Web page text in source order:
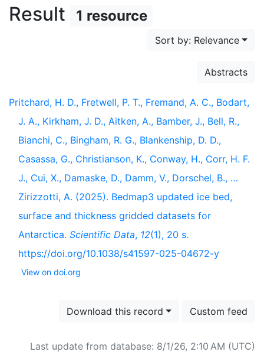
Result 1 resource
Sort by: Relevance
Abstracts
Pritchard, H. D., Fretwell, P. T., Fremand, A. C., Bodart,
J. A., Kirkham, J. D., Aitken, A., Bamber, J., Bell, R.,
Bianchi, C., Bingham, R. G., Blankenship, D. D.,
Casassa, G., Christianson, K., Conway, H., Corr, H. F.
J., Cui, X., Damaske, D., Damm, V., Dorschel, B., …
Zirizzotti, A. (2025). Bedmap3 updated ice bed,
surface and thickness gridded datasets for
Antarctica. Scientific Data, 12(1), 20 s.
https://doi.org/10.1038/s41597-025-04672-y
View on doi.org
Download this record Custom feed
Last update from database: 8/1/26, 2:10 AM (UTC)